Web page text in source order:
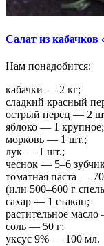
Салат из кабачков
Нам понадобится:
кабачки — 2 кг;
сладкий красный
острый перец — 2
яблоко — 1 крупное;
морковь — 1 шт.;
лук — 1 шт.;
чеснок — 5–6
томатная паста —
(или 500–600 г
сахар — 1 стакан;
растительное
соль — 50 г;
уксус 9% — 100 мл.